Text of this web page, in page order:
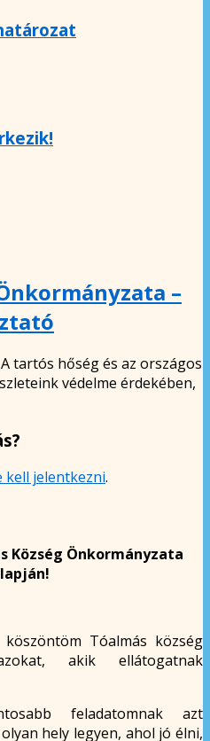
–
tartós hőség és az országos
védelme érdekében,
kell jelentkezni.
Község Önkormányzata
Tóalmás község
akik ellátogatnak
feladatomnak azt
hely legyen, ahol jó élni,